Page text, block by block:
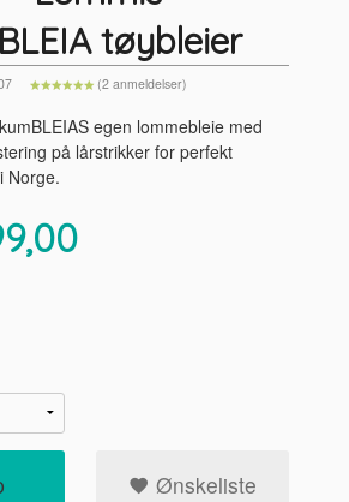
tøybleier
(2 anmeldelser)
egen lommebleie med
på lårstrikker for perfekt
Norge.
Ønskeliste